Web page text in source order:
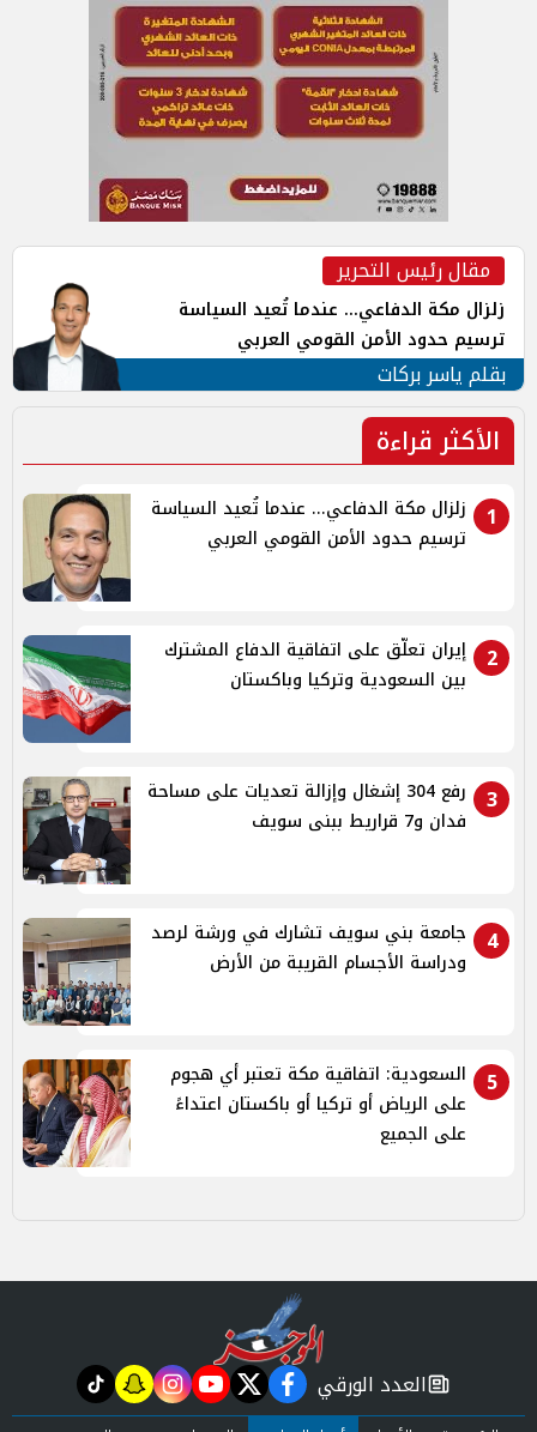
مقال رئيس التحرير
زلزال مكة الدفاعي... عندما تُعيد السياسة
ترسيم حدود الأمن القومي العربي
بقلم ياسر بركات
الأكثر قراءة
1
زلزال مكة الدفاعي... عندما تُعيد السياسة
ترسيم حدود الأمن القومي العربي
2
إيران تعلّق على اتفاقية الدفاع المشترك
بين السعودية وتركيا وباكستان
3
رفع 304 إشغال وإزالة تعديات على مساحة
فدان و7 قراريط ببنى سويف
4
جامعة بني سويف تشارك في ورشة لرصد
ودراسة الأجسام القريبة من الأرض
5
السعودية: اتفاقية مكة تعتبر أي هجوم
على الرياض أو تركيا أو باكستان اعتداءً
على الجميع
newspaper
العدد الورقي facebook
twitter
youtube
instagram
snapchat
tiktok